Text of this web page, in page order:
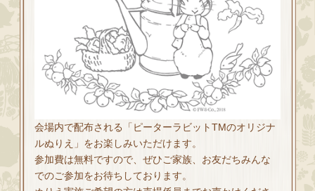
会場内で配布される「ピーターラビットTMのオリジナ
ルぬりえ」をお楽しみいただけます。
参加費は無料ですので、ぜひご家族、お友だちみんな
でのご参加をお待ちしております。